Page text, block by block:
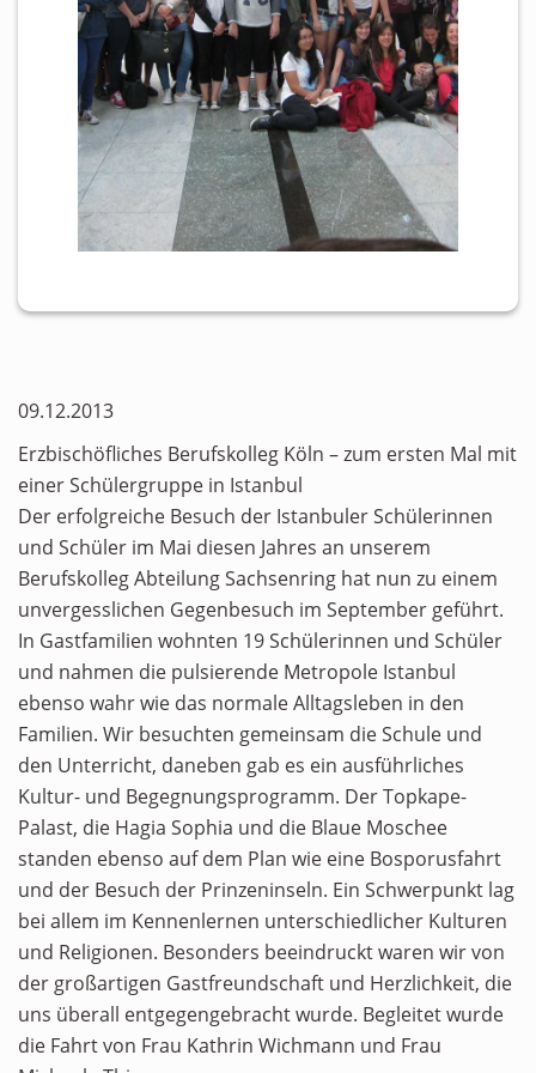
09.12.2013
Erzbischöfliches Berufskolleg Köln – zum ersten Mal mit
einer Schülergruppe in Istanbul
Der erfolgreiche Besuch der Istanbuler Schülerinnen
und Schüler im Mai diesen Jahres an unserem
Berufskolleg Abteilung Sachsenring hat nun zu einem
unvergesslichen Gegenbesuch im September geführt.
In Gastfamilien wohnten 19 Schülerinnen und Schüler
und nahmen die pulsierende Metropole Istanbul
ebenso wahr wie das normale Alltagsleben in den
Familien. Wir besuchten gemeinsam die Schule und
den Unterricht, daneben gab es ein ausführliches
Kultur- und Begegnungsprogramm. Der Topkape-
Palast, die Hagia Sophia und die Blaue Moschee
standen ebenso auf dem Plan wie eine Bosporusfahrt
und der Besuch der Prinzeninseln. Ein Schwerpunkt lag
bei allem im Kennenlernen unterschiedlicher Kulturen
und Religionen. Besonders beeindruckt waren wir von
der großartigen Gastfreundschaft und Herzlichkeit, die
uns überall entgegengebracht wurde. Begleitet wurde
die Fahrt von Frau Kathrin Wichmann und Frau